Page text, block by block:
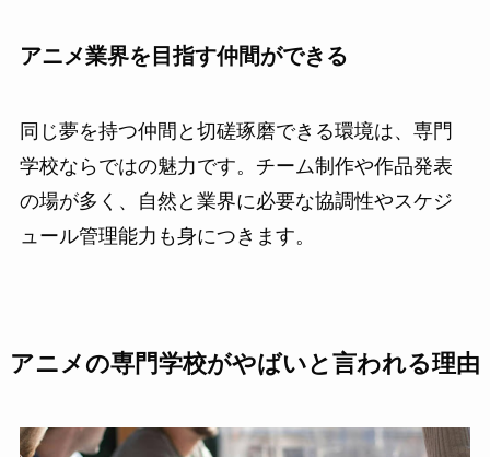
アニメ業界を目指す仲間ができる
同じ夢を持つ仲間と切磋琢磨できる環境は、専門
学校ならではの魅力です。チーム制作や作品発表
の場が多く、自然と業界に必要な協調性やスケジ
ュール管理能力も身につきます。
アニメの専門学校がやばいと言われる理由